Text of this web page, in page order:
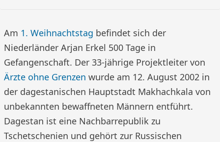
Am 1. Weihnachtstag befindet sich der
Niederländer Arjan Erkel 500 Tage in
Gefangenschaft. Der 33-jährige Projektleiter von
Ärzte ohne Grenzen wurde am 12. August 2002 in
der dagestanischen Hauptstadt Makhachkala von
unbekannten bewaffneten Männern entführt.
Dagestan ist eine Nachbarrepublik zu
Tschetschenien und gehört zur Russischen